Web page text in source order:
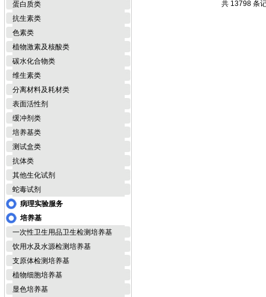
蛋白质类
抗生素类
色素类
植物激素及核酸类
碳水化合物类
维生素类
分离材料及耗材类
表面活性剂
缓冲剂类
培养基类
测试盒类
抗体类
其他生化试剂
蛇毒试剂
病理实验服务
培养基
一次性卫生用品卫生检测培养基
饮用水及水源检测培养基
支原体检测培养基
植物细胞培养基
显色培养基
共 13798 条